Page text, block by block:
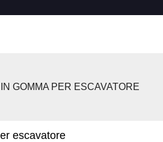
GOMMA PER ESCAVATORE
escavatore